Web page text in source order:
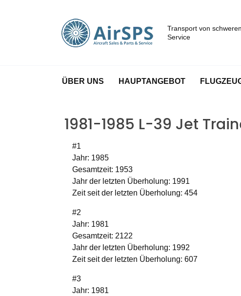
Transport von
Service
ÜBER UNS HAUPTANGEBOT
1981-1985 L-39 Jet
#1
Jahr: 1985
Gesamtzeit: 1953
Jahr der letzten Überholung: 1991
Zeit seit der letzten Überholung: 454
#2
Jahr: 1981
Gesamtzeit: 2122
Jahr der letzten Überholung: 1992
Zeit seit der letzten Überholung: 607
#3
Jahr: 1981